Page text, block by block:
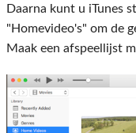
Daarna kunt u iTunes
"Homevideo's" om de
Maak een afspeellijst